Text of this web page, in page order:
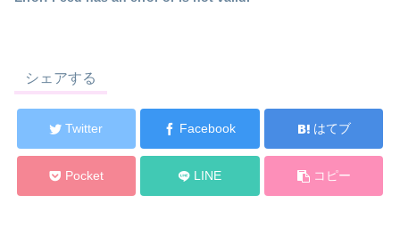
シェアする
Twitter Facebook はてブ
Pocket LINE コピー